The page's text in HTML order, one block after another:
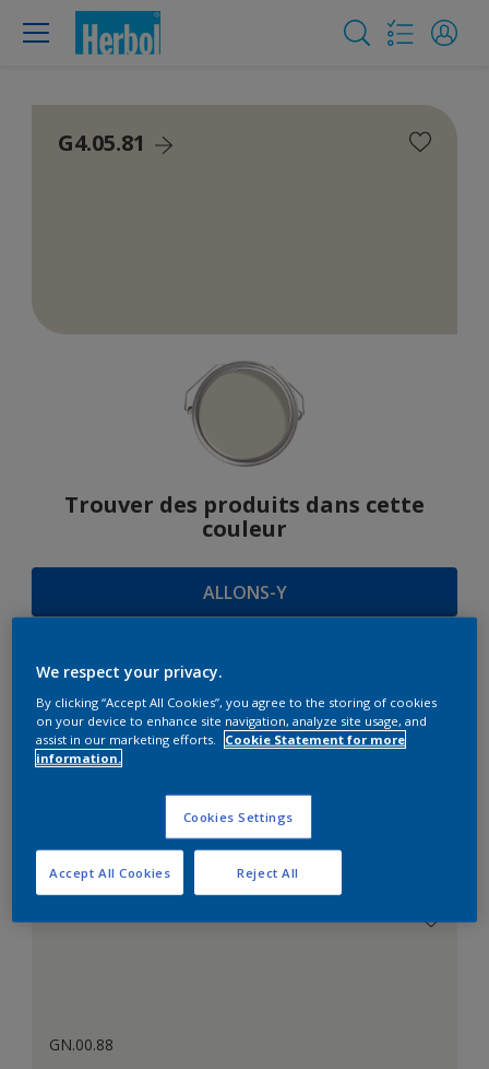
G4.05.81
Trouver des produits dans cette
couleur
ALLONS-Y
SUGGESTIONS
D'HARMONIES
Le Blanc Parfait
GN.00.88
We respect your privacy.
By clicking “Accept All Cookies”, you agree to the storing of cookies
on your device to enhance site navigation, analyze site usage, and
assist in our marketing efforts.
Cookie Statement for more
information.
Cookies Settings
Reject All
Accept All Cookies